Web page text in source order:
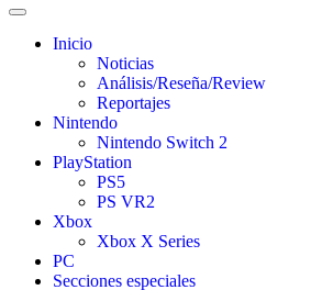
Inicio
Noticias
Análisis/Reseña/Review
Reportajes
Nintendo
Nintendo Switch 2
PlayStation
PS5
PS VR2
Xbox
Xbox X Series
PC
Secciones especiales